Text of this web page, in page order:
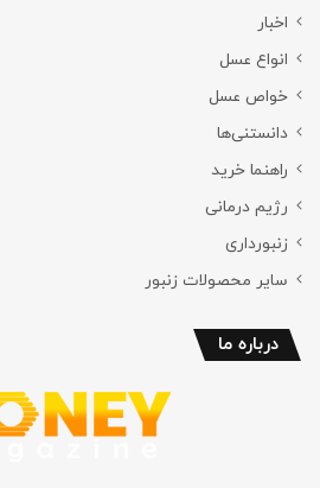
اخبار
انواع عسل
خواص عسل
دانستنی‌ها
راهنما خرید
رژیم درمانی
زنبورداری
سایر محصولات زنبور
درباره ما